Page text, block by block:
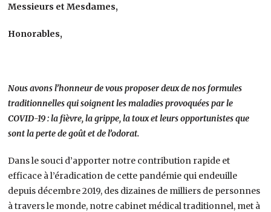
Messieurs et Mesdames,
Honorables,
Nous avons l’honneur de vous proposer deux de nos formules
traditionnelles qui soignent les maladies provoquées par le
COVID-19 : la fièvre, la grippe, la toux et leurs opportunistes que
sont la perte de goût et de l’odorat.
Dans le souci d’apporter notre contribution rapide et
efficace à l’éradication de cette pandémie qui endeuille
depuis décembre 2019, des dizaines de milliers de personnes
à travers le monde, notre cabinet médical traditionnel, met à